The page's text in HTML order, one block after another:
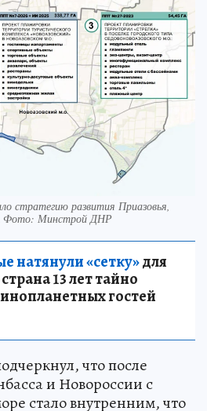
стратегию развития Приазовья,
Фото: Минстрой ДНР
натянули «сетку»для
13 лет тайно
гостей
что после
и Новороссии с
стало внутренним, что